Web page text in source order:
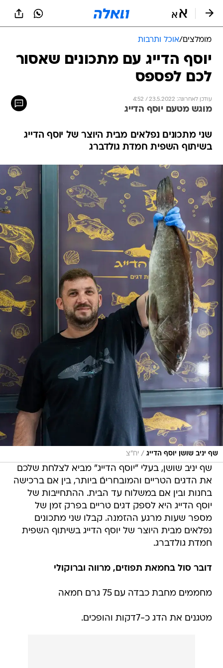
מומלצים/אוכל ותרבות
יוסף הדייג עם מתכונים שאסור
לכם לפספס
עודכן לאחרונה: 23.5.2022 / 4:52
מוגש מטעם יוסף הדייג
שני מתכונים נפלאים מבית היוצר של יוסף הדייג
בשיתוף השפית חמדת גולדברג
שף יניב שושן יוסף הדייג / יח"צ
שף יניב שושן, בעלי "יוסף הדייג" מביא לצלחת שלכם
את הדגים הטריים והמובחריםֿ ביותר, בין אם ברכישה
בחנות ובין אם במשלוח עד הבית. ההתחייבות של
יוסף הדייג היא לספק דגים טריים בפרק זמן של
מספר שעות מרגע ההזמנה. קבלו שני מתכונים
נפלאים מבית היוצר של יוסף הדייג בשיתוף השפית
חמדת גולדברג.
דובר סול בחמאת תפוזים, מרווה וברוקולי
מחממים מחבת כבדה עם 75 גרם חמאה
מטגנים את הדג כ-7דקות והופכים.